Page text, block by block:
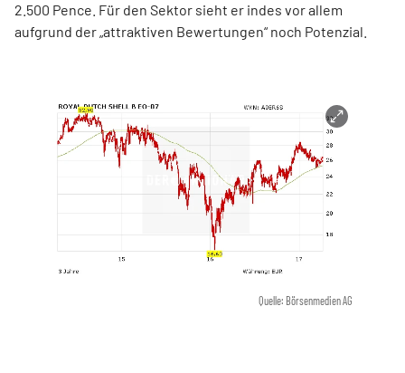
2.500 Pence. Für den Sektor sieht er indes vor allem
aufgrund der „attraktiven Bewertungen“ noch Potenzial.
Quelle: Börsenmedien AG